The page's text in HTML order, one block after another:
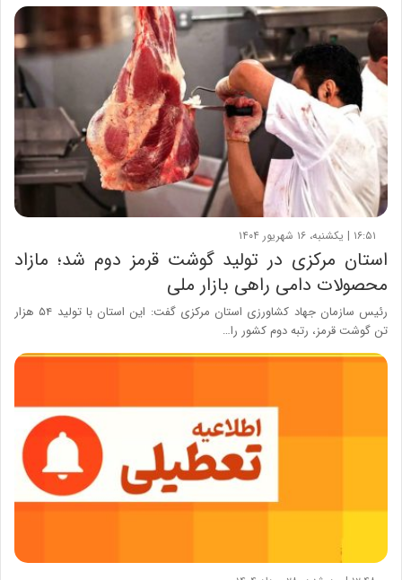
۱۶:۵۱ | یکشنبه، ۱۶ شهریور ۱۴۰۴
استان مرکزی در تولید گوشت قرمز دوم شد؛ مازاد
محصولات دامی راهی بازار ملی
رئیس سازمان جهاد کشاورزی استان مرکزی گفت: این استان با تولید ۵۴ هزار
تن گوشت قرمز، رتبه دوم کشور را…